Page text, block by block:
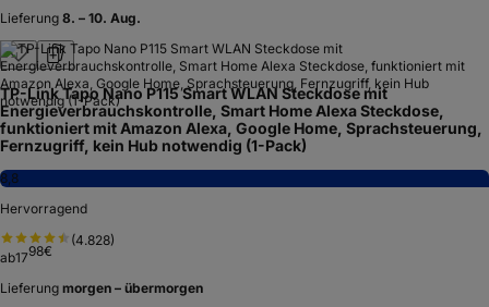
Lieferung 8. – 10. Aug.
TP-Link Tapo Nano P115 Smart WLAN Steckdose mit
Energieverbrauchskontrolle, Smart Home Alexa Steckdose,
funktioniert mit Amazon Alexa, Google Home, Sprachsteuerung,
Fernzugriff, kein Hub notwendig (1-Pack)
8,8
Hervorragend
(4.828)
ab1798€
Lieferung morgen – übermorgen